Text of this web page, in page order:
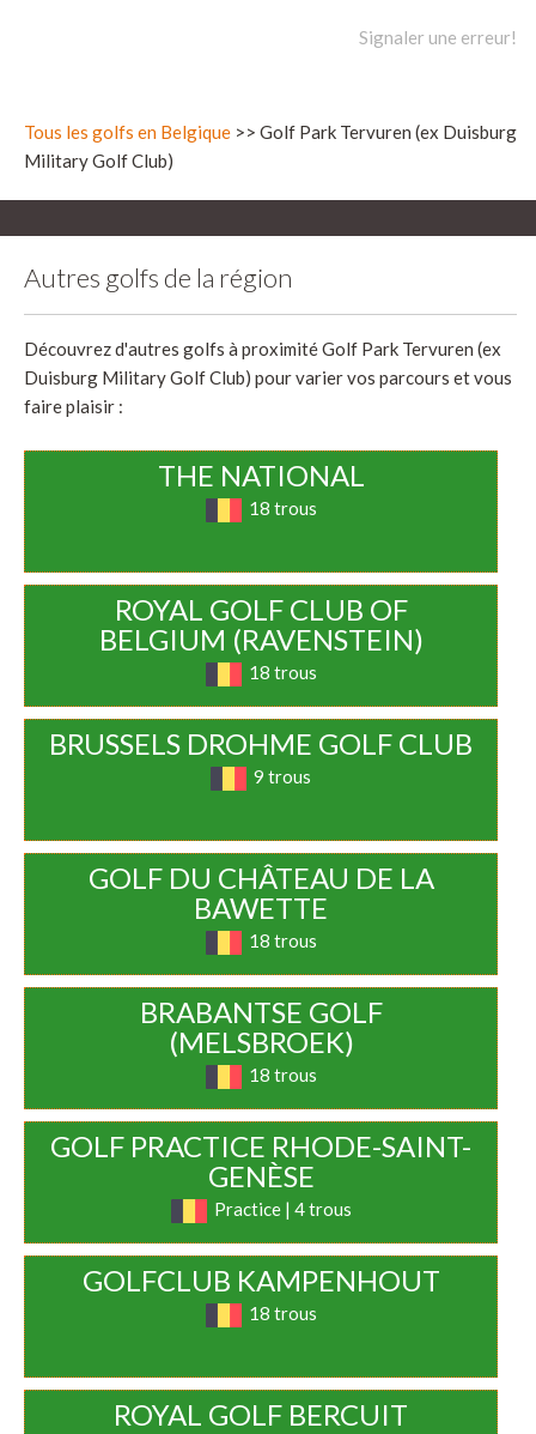
Signaler une erreur!
Tous les golfs en Belgique >> Golf Park Tervuren (ex Duisburg
Military Golf Club)
Autres golfs de la région
Découvrez d'autres golfs à proximité Golf Park Tervuren (ex
Duisburg Military Golf Club) pour varier vos parcours et vous
faire plaisir :
THE NATIONAL
18 trous
ROYAL GOLF CLUB OF
BELGIUM (RAVENSTEIN)
18 trous
BRUSSELS DROHME GOLF CLUB
9 trous
GOLF DU CHÂTEAU DE LA
BAWETTE
18 trous
BRABANTSE GOLF
(MELSBROEK)
18 trous
GOLF PRACTICE RHODE-SAINT-
GENÈSE
Practice | 4 trous
GOLFCLUB KAMPENHOUT
18 trous
ROYAL GOLF BERCUIT